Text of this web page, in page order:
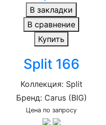
В закладки
В сравнение
Купить
Split 166
Коллекция: Split
Бренд: Carus (BIG)
Цена по запросу